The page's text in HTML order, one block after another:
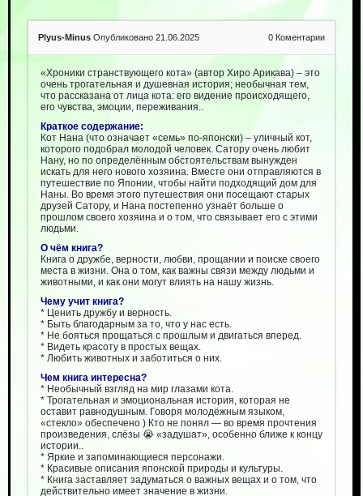
Plyus-Minus Опубликовано 21.06.2025 0 Коментарии
«Хроники странствующего кота» (автор Хиро Арикава) – это
очень трогательная и душевная история; необычная тем,
что рассказана от лица кота: его видение происходящего,
его чувства, эмоции, переживания..
Краткое содержание:
Кот Нана (что означает «семь» по-японски) – уличный кот,
которого подобрал молодой человек. Сатору очень любит
Нану, но по определённым обстоятельствам вынужден
искать для него нового хозяина. Вместе они отправляются в
путешествие по Японии, чтобы найти подходящий дом для
Наны. Во время этого путешествия они посещают старых
друзей Сатору, и Нана постепенно узнаёт больше о
прошлом своего хозяина и о том, что связывает его с этими
людьми.
О чём книга?
Книга о дружбе, верности, любви, прощании и поиске своего
места в жизни. Она о том, как важны связи между людьми и
животными, и как они могут влиять на нашу жизнь.
Чему учит книга?
* Ценить дружбу и верность.
* Быть благодарным за то, что у нас есть.
* Не бояться прощаться с прошлым и двигаться вперед.
* Видеть красоту в простых вещах.
* Любить животных и заботиться о них.
Чем книга интересна?
* Необычный взгляд на мир глазами кота.
* Трогательная и эмоциональная история, которая не
оставит равнодушным. Говоря молодёжным языком,
«стекло» обеспечено ) Кто не понял — во время прочтения
произведения, слёзы 😭 «задушат», особенно ближе к концу
истории..
* Яркие и запоминающиеся персонажи.
* Красивые описания японской природы и культуры.
* Книга заставляет задуматься о важных вещах и о том, что
действительно имеет значение в жизни.